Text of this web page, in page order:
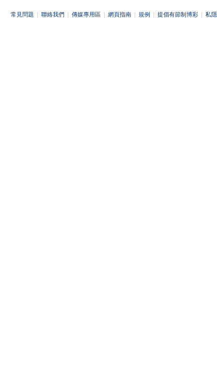
常見問題 聯絡我們 傳媒專用區 網頁指南 規例 提倡有節制博彩 私